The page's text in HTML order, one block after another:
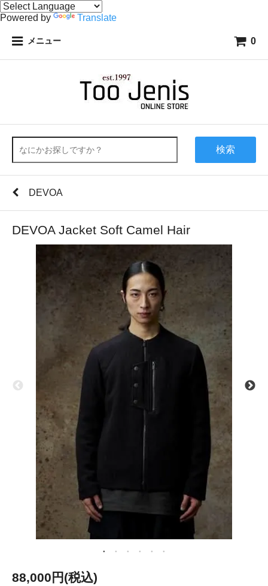
Powered by Translate
メニュー 0
検索
DEVOA
DEVOA Jacket Soft Camel Hair
88,000円(税込)